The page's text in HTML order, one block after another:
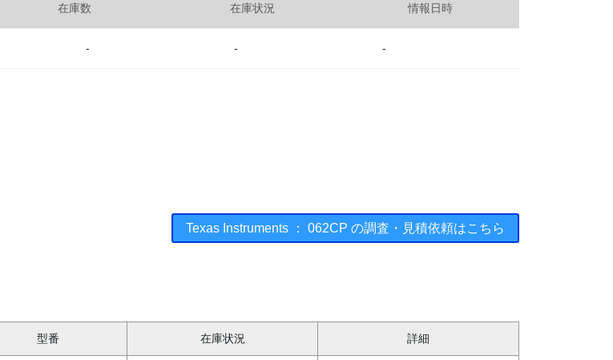
在庫数 在庫状況 情報日時
- - -
Texas Instruments ： 062CP の調査・見積依頼はこちら
型番 在庫状況 詳細